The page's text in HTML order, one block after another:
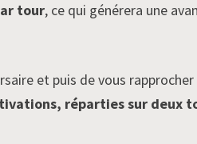
tour, ce qui générera une
et puis de vous
réparties sur deux